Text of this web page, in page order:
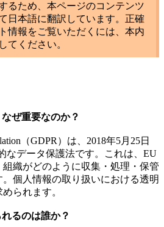
るため、本ページのコンテンツ
日本語に翻訳しています。正確
情報をご覧いただくには、本内
てください。
ぜ重要なのか？
（GDPR）は、2018年5月25日
なデータ保護法です。これは、EU
織がどのように収集・処理・保管
個人情報の取り扱いにおける透明
られます。
るのは誰か？